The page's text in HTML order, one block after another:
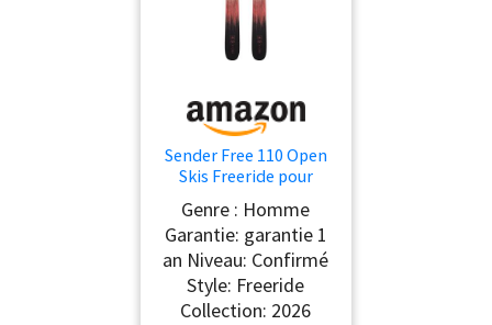
Sender Free 110 Open
Skis Freeride pour
Genre : Homme
Garantie: garantie 1
an Niveau: Confirmé
Style: Freeride
Collection: 2026